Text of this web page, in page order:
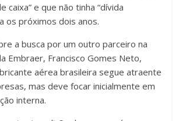
caixa” e que não tinha “dívida
os próximos dois anos.
a busca por um outro parceiro na
Embraer, Francisco Gomes Neto,
aérea brasileira segue atraente
mas deve focar inicialmente em
interna.